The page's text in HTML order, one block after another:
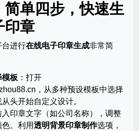
简单四步，快速生
印章
台进行在线电子印章生成非常简
模板 ：打开
，从多种预设模板中选择
头开始自定义设计。
入印章文字（如公司名称），调整
。利用透明背景印章制作选项，